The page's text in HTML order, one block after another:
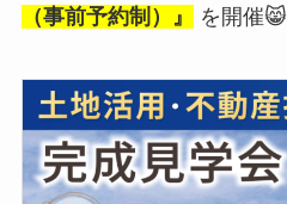
（事前予約制）』
を開催😸